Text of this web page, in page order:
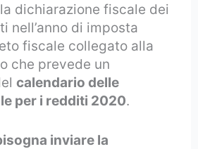
dichiarazione fiscale dei
nell’anno di imposta
fiscale collegato alla
che prevede un
calendario delle
per i redditi 2020.
inviare la